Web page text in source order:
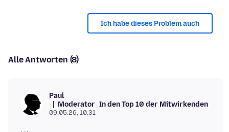
Ich habe dieses Problem auch
Alle Antworten (8)
Paul
Moderator In den Top 10 der Mitwirkenden
09.05.26, 10:31